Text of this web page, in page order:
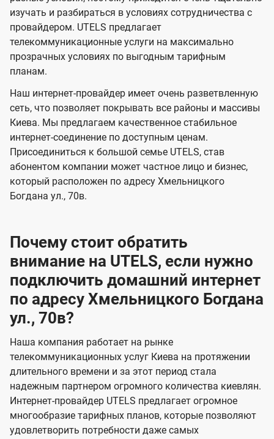
l
s
в
и
д
е
н
и
я
в
д
е
и
я
изучать и разбираться в условиях сотрудничества с
провайдером. UTELS предлагает
телекоммуникационные услуги на максимально
прозрачных условиях по выгодным тарифным
планам.
Наш интернет-провайдер имеет очень разветвленную
сеть, что позволяет покрывать все районы и массивы
Киева. Мы предлагаем качественное стабильное
интернет-соединение по доступным ценам.
Присоединиться к большой семье UTELS, став
абонентом компании может частное лицо и бизнес,
который расположен по адресу Хмельницкого
Богдана ул., 70в.
Почему стоит обратить
внимание на UTELS, если нужно
подключить домашний интернет
по адресу Хмельницкого Богдана
ул., 70в?
Наша компания работает на рынке
телекоммуникационных услуг Киева на протяжении
длительного времени и за этот период стала
надежным партнером огромного количества киевлян.
Интернет-провайдер UTELS предлагает огромное
многообразие тарифных планов, которые позволяют
удовлетворить потребности даже самых